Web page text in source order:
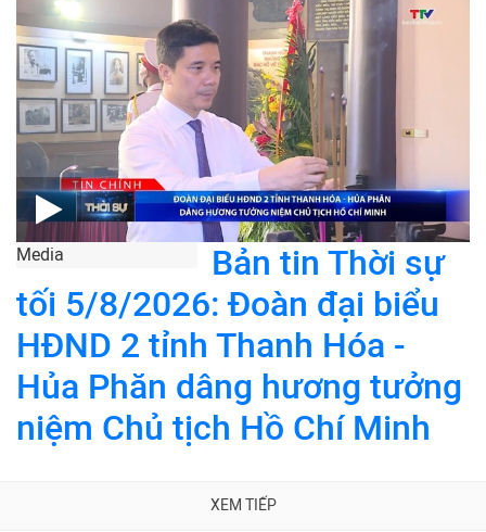
Media
Bản tin Thời sự
tối 5/8/2026: Đoàn đại biểu
HĐND 2 tỉnh Thanh Hóa -
Hủa Phăn dâng hương tưởng
niệm Chủ tịch Hồ Chí Minh